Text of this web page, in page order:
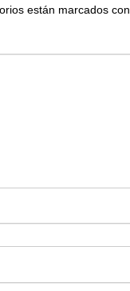
están marcados con